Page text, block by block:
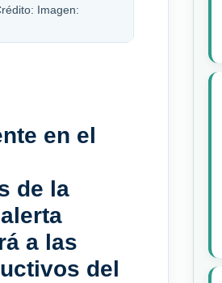
Imagen:
en el
de la
a las
del